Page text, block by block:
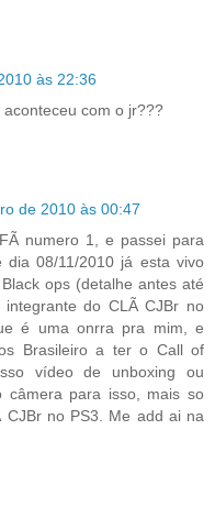
às 22:36
com o jr???
de 2010 às 00:47
numero 1, e passei para
08/11/2010 já esta vivo
ops (detalhe antes até
do CLÃ CJBr no
é uma onrra pra mim, e
Brasileiro a ter o Call of
vídeo de unboxing ou
câmera para isso, mais so
no PS3. Me add ai na